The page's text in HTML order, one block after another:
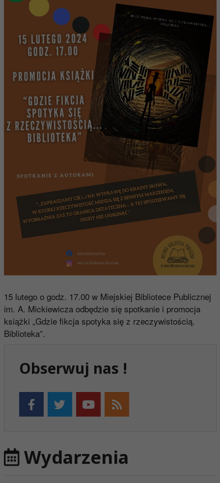
15 lutego o godz. 17.00 w Miejskiej Bibliotece Publicznej
im. A. Mickiewicza odbędzie się spotkanie i promocja
książki „Gdzie fikcja spotyka się z rzeczywistością.
Biblioteka”.
Obserwuj nas !
Wydarzenia